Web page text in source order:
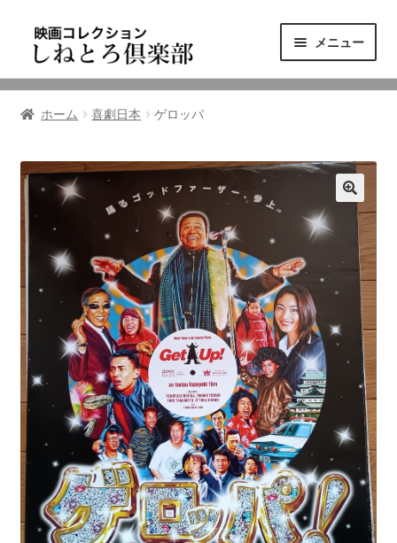
ゲ
シ
ン
キ
ッ
テ
ツ
ス
プ
メニュー
ニュース
東三河の映画館
しねとろ倶楽部について
リンクの旅
ホーム 喜劇日本 ゲロッパ